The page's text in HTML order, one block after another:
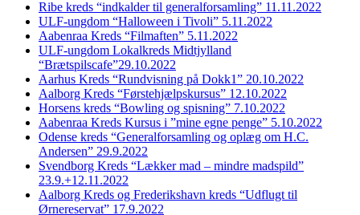
Ribe kreds “indkalder til generalforsamling” 11.11.2022
ULF-ungdom “Halloween i Tivoli” 5.11.2022
Aabenraa Kreds “Filmaften” 5.11.2022
ULF-ungdom Lokalkreds Midtjylland
“Brætspilscafe”29.10.2022
Aarhus Kreds “Rundvisning på Dokk1” 20.10.2022
Aalborg Kreds “Førstehjælpskursus” 12.10.2022
Horsens kreds “Bowling og spisning” 7.10.2022
Aabenraa Kreds Kursus i ”mine egne penge” 5.10.2022
Odense kreds “Generalforsamling og oplæg om H.C.
Andersen” 29.9.2022
Svendborg Kreds “Lækker mad – mindre madspild”
23.9.+12.11.2022
Aalborg Kreds og Frederikshavn kreds “Udflugt til
Ørnereservat” 17.9.2022